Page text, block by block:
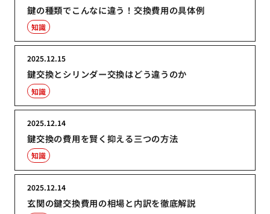
鍵の種類でこんなに違う！交換費用の具体例
知識
鍵交換とシリンダー交換はどう違うのか
2025.12.15
知識
鍵交換の費用を賢く抑える三つの方法
2025.12.14
知識
玄関の鍵交換費用の相場と内訳を徹底解説
2025.12.14